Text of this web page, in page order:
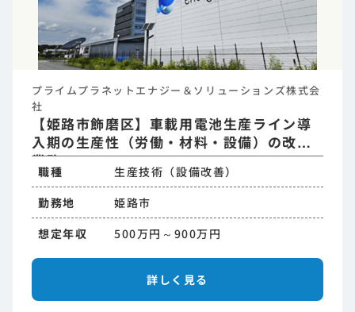
プライムプラネットエナジー＆ソリューションズ株式会
社
【姫路市飾磨区】車載用電池生産ライン導
入期の生産性（労働・材料・設備）の改善
業務
職種
生産技術（設備改善）
勤務地
姫路市
想定年収
500万円～900万円
詳しく見る